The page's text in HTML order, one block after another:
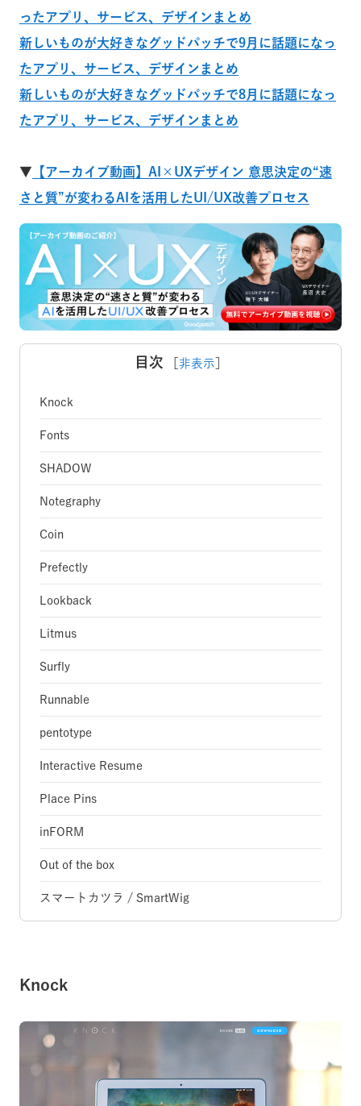
ったアプリ、サービス、デザインまとめ
新しいものが大好きなグッドパッチで9月に話題になっ
たアプリ、サービス、デザインまとめ
新しいものが大好きなグッドパッチで8月に話題になっ
たアプリ、サービス、デザインまとめ
▼ 【アーカイブ動画】AI×UXデザイン 意思決定の“速
さと質”が変わるAIを活用したUI/UX改善プロセス
目次 非表示
Knock
Fonts
SHADOW
Notegraphy
Coin
Prefectly
Lookback
Litmus
Surfly
Runnable
pentotype
Interactive Resume
Place Pins
inFORM
Out of the box
スマートカツラ / SmartWig
Knock